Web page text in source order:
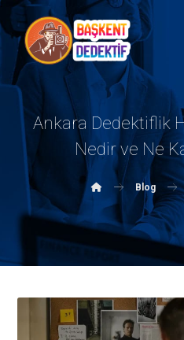
Ankara Dedektiflik
Nedir ve Ne
Blog